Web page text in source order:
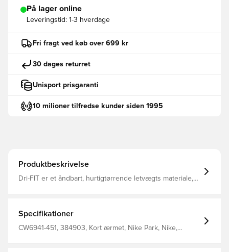
På lager online
Leveringstid: 1-3 hverdage
Fri fragt ved køb over 699 kr
30 dages returret
Unisport prisgaranti
10 milioner tilfredse kunder siden 1995
Produktbeskrivelse
Dri-FIT er et åndbart, hurtigtørrende letvægts materiale,
Specifikationer
CW6941-451, 384903, Kort ærmet, Nike Park, Nike,